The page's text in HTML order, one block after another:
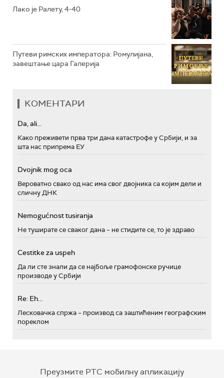
Лако је Ралету, 4-40
Путеви римских императора: Ромулијана,
завештање цара Галерија
КОМЕНТАРИ
Da, ali...
Како преживети прва три дана катастрофе у Србији, и за
шта нас припрема ЕУ
Dvojnik mog oca
Вероватно свако од нас има свог двојника са којим дели и
сличну ДНК
Nemogućnost tusiranja
Не туширате се сваког дана – не стидите се, то је здраво
Cestitke za uspeh
Да ли сте знали да се најбоље грамофонске ручице
производе у Србији
Re: Eh...
Лесковачка спржа – производ са заштићеним географским
пореклом
Преузмите РТС мобилну апликацију